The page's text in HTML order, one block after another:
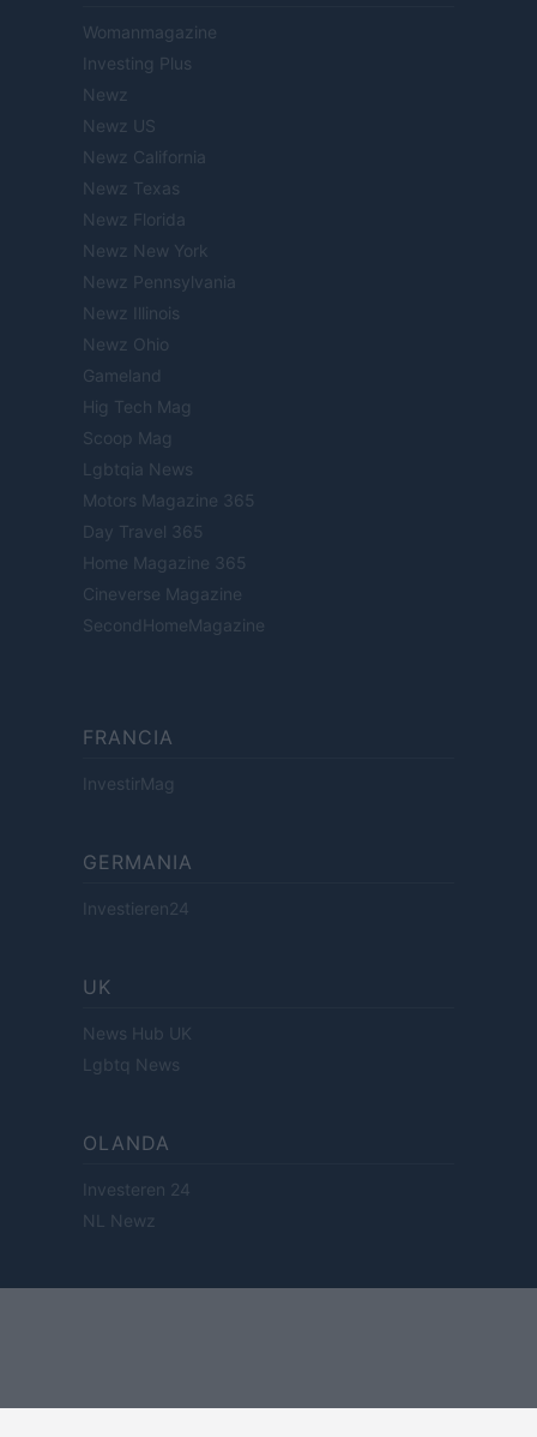
Womanmagazine
Investing Plus
Newz
Newz US
Newz California
Newz Texas
Newz Florida
Newz New York
Newz Pennsylvania
Newz Illinois
Newz Ohio
Gameland
Hig Tech Mag
Scoop Mag
Lgbtqia News
Motors Magazine 365
Day Travel 365
Home Magazine 365
Cineverse Magazine
SecondHomeMagazine
FRANCIA
InvestirMag
GERMANIA
Investieren24
UK
News Hub UK
Lgbtq News
OLANDA
Investeren 24
NL Newz